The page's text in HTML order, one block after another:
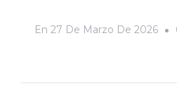
En 27 De Marzo De 2026